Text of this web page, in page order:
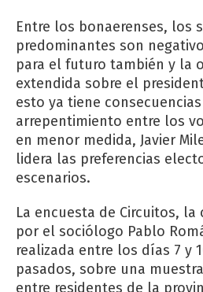
Entre los bonaerenses, los
predominantes son
para el futuro también y la
extendida sobre el
esto ya tiene
arrepentimiento entre los
en menor medida, Javier
lidera las preferencias
escenarios.
La encuesta de Circuitos,
por el sociólogo Pablo
realizada entre los días 7 y
pasados, sobre una
entre residentes de la